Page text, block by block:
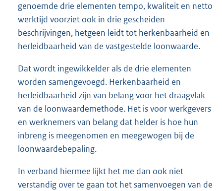
genoemde drie elementen tempo, kwaliteit en netto
werktijd voorziet ook in drie gescheiden
beschrijvingen, hetgeen leidt tot herkenbaarheid en
herleidbaarheid van de vastgestelde loonwaarde.
Dat wordt ingewikkelder als de drie elementen
worden samengevoegd. Herkenbaarheid en
herleidbaarheid zijn van belang voor het draagvlak
van de loonwaardemethode. Het is voor werkgevers
en werknemers van belang dat helder is hoe hun
inbreng is meegenomen en meegewogen bij de
loonwaardebepaling.
In verband hiermee lijkt het me dan ook niet
verstandig over te gaan tot het samenvoegen van de